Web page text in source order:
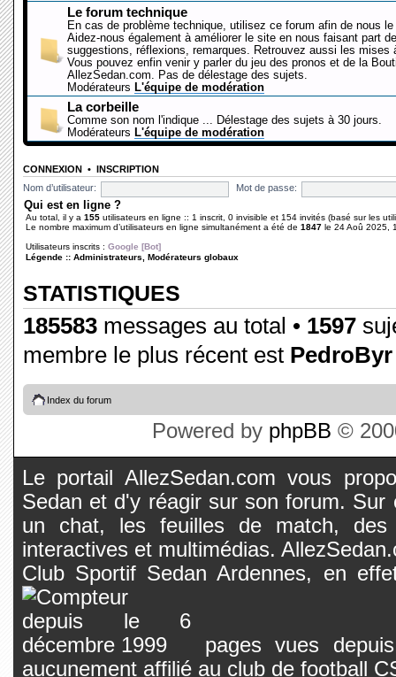
Le forum technique
En cas de problème technique, utilisez ce forum afin de nous le
Aidez-nous également à améliorer le site en nous faisant part
suggestions, réflexions, remarques. Retrouvez aussi les mises
Vous pouvez enfin venir y parler du jeu des pronos et de la
AllezSedan.com. Pas de délestage des sujets.
Modérateurs L'équipe de modération
La corbeille
Comme son nom l'indique ... Délestage des sujets à 30 jours.
Modérateurs L'équipe de modération
CONNEXION • INSCRIPTION
Nom d’utilisateur:
Mot de passe:
Qui est en ligne ?
Au total, il y a 155 utilisateurs en ligne :: 1 inscrit, 0 invisible et 154 invités (basé sur les
Le nombre maximum d’utilisateurs en ligne simultanément a été de 1847 le 24 Aoû 2025,
Utilisateurs inscrits : Google [Bot]
Légende :: Administrateurs Modérateurs globaux
STATISTIQUES
185583 messages au total • 1597
membre le plus récent est PedroByr
Index du forum
Powered by phpBB ©
Le portail AllezSedan.com vous
Sedan et d'y réagir sur son forum.
un chat, les feuilles de match, des
interactives et multimédias.
Club Sportif Sedan Ardennes, en
pages vues
aucunement affilié au club de football